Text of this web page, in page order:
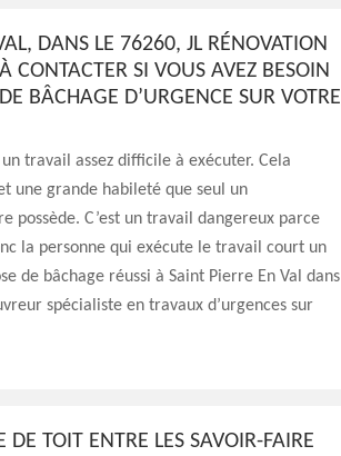
DANS LE 76260, JL RÉNOVATION
CONTACTER SI VOUS AVEZ BESOIN
BÂCHAGE D’URGENCE SUR VOTRE
travail assez difficile à exécuter. Cela
une grande habileté que seul un
possède. C’est un travail dangereux parce
la personne qui exécute le travail court un
de bâchage réussi à Saint Pierre En Val dans
spécialiste en travaux d’urgences sur
DE TOIT ENTRE LES SAVOIR-FAIRE